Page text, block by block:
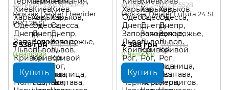
Артикул: 3303317 3049
Рюкзак Deuter Freerider
PRO 28 SL
5 538 грн 7 912 грн
В наличии
Купить
Артикул: 3400218 5528
Рюкзак Deuter Futura 24 SL
4 388 грн 7 314 грн
В наличии
Купить